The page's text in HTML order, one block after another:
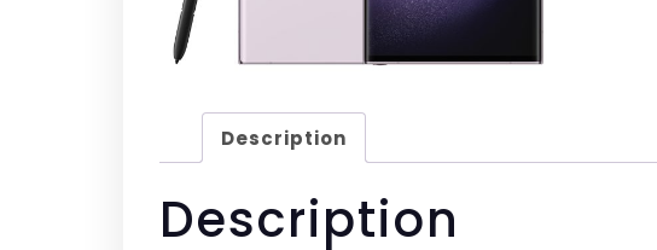
Description
Description